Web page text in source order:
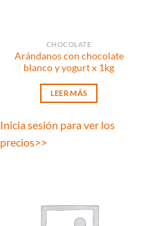
CHOCOLATE
Arándanos con chocolate
blanco y yogurt x 1kg
LEER MÁS
Inicia sesión para ver los
precios>>